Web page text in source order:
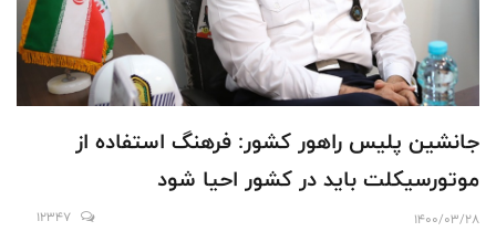
جانشین پلیس راهور کشور: فرهنگ استفاده از
موتورسیکلت باید در کشور احیا شود
1400/03/28
12347